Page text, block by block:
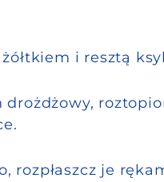
i resztą
rozpłaszcz je